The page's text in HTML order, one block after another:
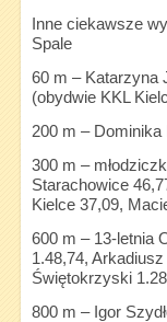
Inne ciekawsze
Spale
60 m – Katarzyna
(obydwie KKL
200 m – Dominika
300 m –
Starachowice
Kielce 37,09,
600 m – 13-letnia
1.48,74,
Świętokrzyski
800 m – Igor